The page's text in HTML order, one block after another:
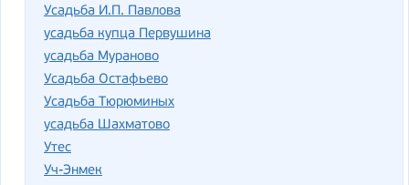
Усадьба И.П. Павлова
усадьба купца Первушина
усадьба Мураново
Усадьба Остафьево
Усадьба Тюрюминых
усадьба Шахматово
Утес
Уч-Энмек